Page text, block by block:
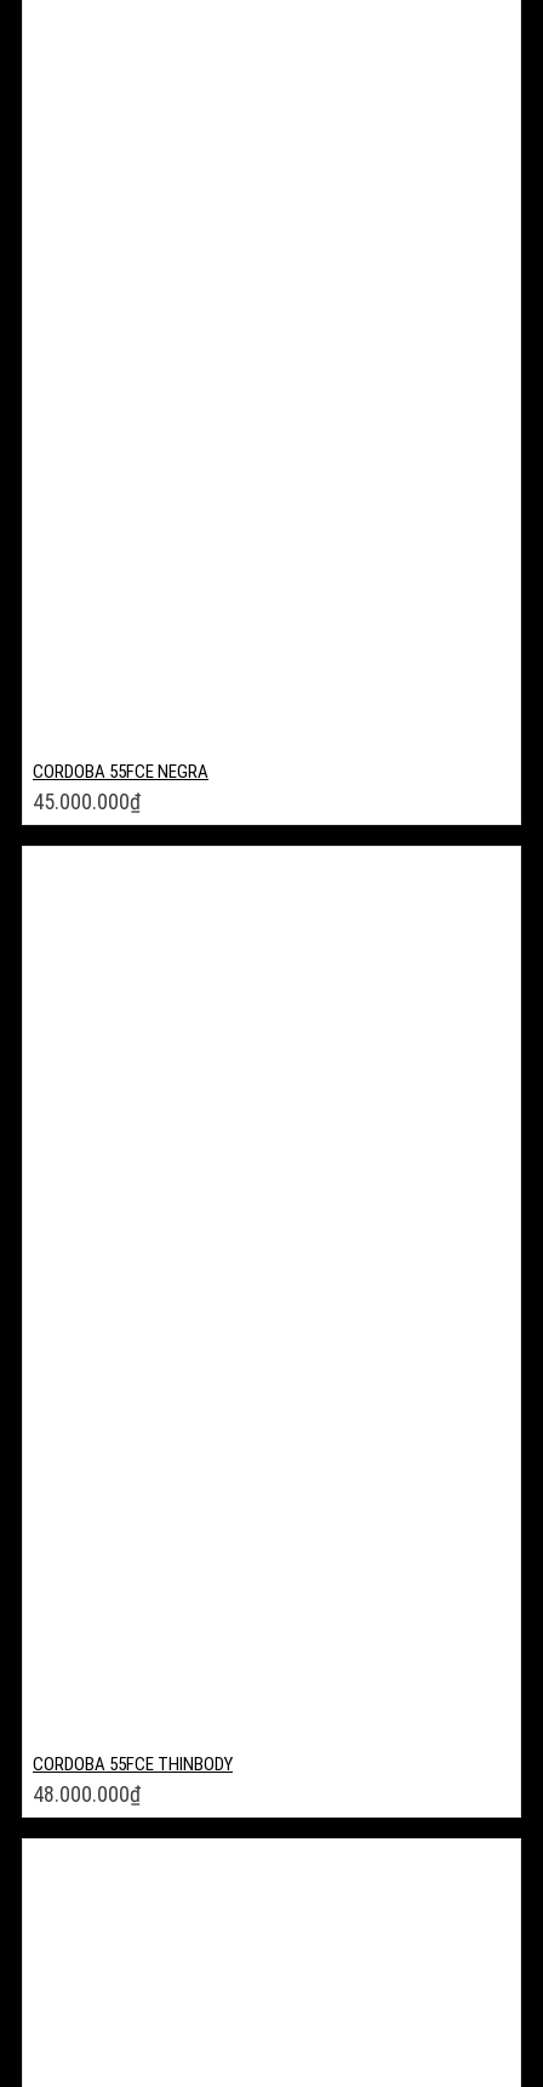
CORDOBA 55FCE NEGRA
45.000.000₫
CORDOBA 55FCE THINBODY
48.000.000₫